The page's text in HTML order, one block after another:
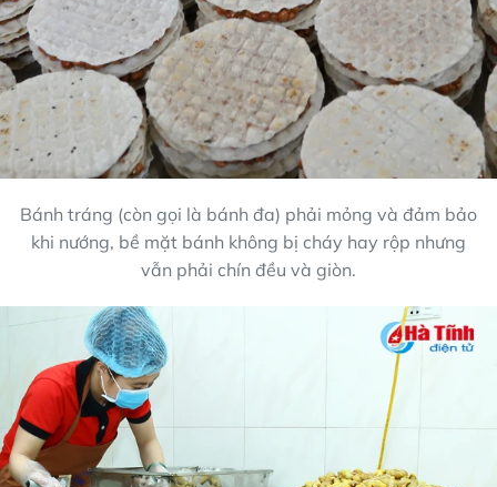
Bánh tráng (còn gọi là bánh đa) phải mỏng và đảm bảo
khi nướng, bề mặt bánh không bị cháy hay rộp nhưng
vẫn phải chín đều và giòn.